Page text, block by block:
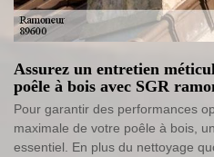
Assurez un entretien
poêle à bois avec SGR
Pour garantir des performances
maximale de votre poêle à bois,
essentiel. En plus du nettoyage